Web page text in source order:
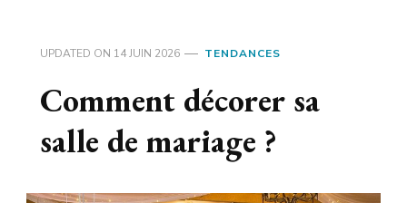
UPDATED ON 14 JUIN 2026 TENDANCES
Comment décorer sa
salle de mariage ?